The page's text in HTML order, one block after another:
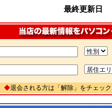
最終更新日
◆退会される方は「解除」をチェッ